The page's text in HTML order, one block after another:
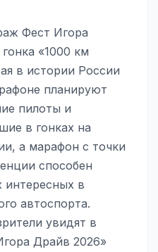
Фест Игора
«1000 км
в истории России
планируют
пилоты и
в гонках на
а марафон с точки
способен
интересных в
автоспорта.
увидят в
Драйв 2026»